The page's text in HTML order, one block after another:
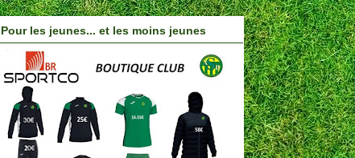
Pour les jeunes... et les moins jeunes